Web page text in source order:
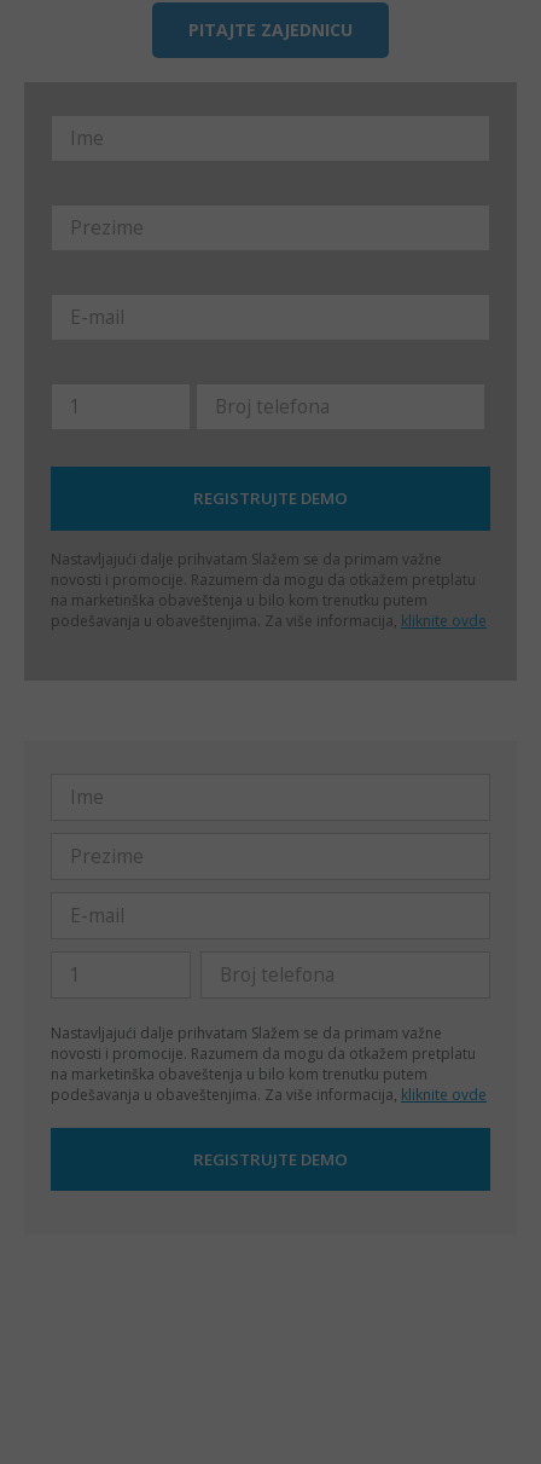
PITAJTE ZAJEDNICU
Nastavljajući dalje prihvatam Slažem se da primam važne
novosti i promocije. Razumem da mogu da otkažem pretplatu
na marketinška obaveštenja u bilo kom trenutku putem
podešavanja u obaveštenjima. Za više informacija, kliknite ovde
Nastavljajući dalje prihvatam Slažem se da primam važne
novosti i promocije. Razumem da mogu da otkažem pretplatu
na marketinška obaveštenja u bilo kom trenutku putem
podešavanja u obaveštenjima. Za više informacija, kliknite ovde